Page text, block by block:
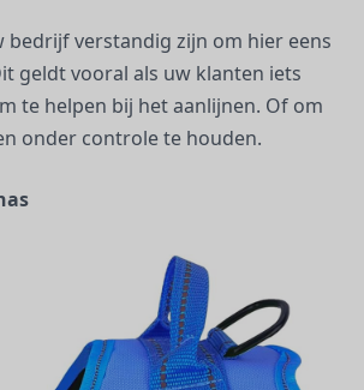
bedrijf verstandig zijn om hier eens
geldt vooral als uw klanten iets
te helpen bij het aanlijnen. Of om
onder controle te houden.